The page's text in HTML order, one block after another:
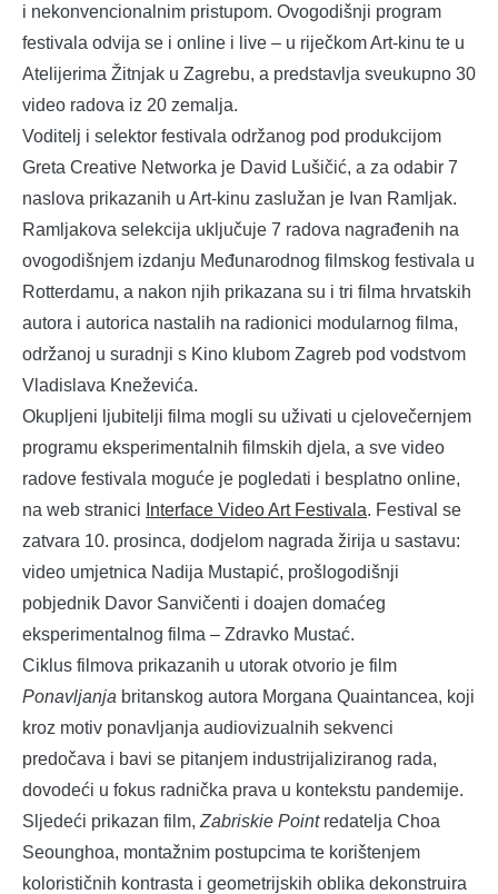
i nekonvencionalnim pristupom. Ovogodišnji program
festivala odvija se i online i live – u riječkom Art-kinu te u
Atelijerima Žitnjak u Zagrebu, a predstavlja sveukupno 30
video radova iz 20 zemalja.
Voditelj i selektor festivala održanog pod produkcijom
Greta Creative Networka je David Lušičić, a za odabir 7
naslova prikazanih u Art-kinu zaslužan je Ivan Ramljak.
Ramljakova selekcija uključuje 7 radova nagrađenih na
ovogodišnjem izdanju Međunarodnog filmskog festivala u
Rotterdamu, a nakon njih prikazana su i tri filma hrvatskih
autora i autorica nastalih na radionici modularnog filma,
održanoj u suradnji s Kino klubom Zagreb pod vodstvom
Vladislava Kneževića.
Okupljeni ljubitelji filma mogli su uživati u cjelovečernjem
programu eksperimentalnih filmskih djela, a sve video
radove festivala moguće je pogledati i besplatno online,
na web stranici Interface Video Art Festivala. Festival se
zatvara 10. prosinca, dodjelom nagrada žirija u sastavu:
video umjetnica Nadija Mustapić, prošlogodišnji
pobjednik Davor Sanvičenti i doajen domaćeg
eksperimentalnog filma – Zdravko Mustać.
Ciklus filmova prikazanih u utorak otvorio je film
Ponavljanja britanskog autora Morgana Quaintancea, koji
kroz motiv ponavljanja audiovizualnih sekvenci
predočava i bavi se pitanjem industrijaliziranog rada,
dovodeći u fokus radnička prava u kontekstu pandemije.
Sljedeći prikazan film, Zabriskie Pointredatelja Choa
Seounghoa, montažnim postupcima te korištenjem
kolorističnih kontrasta i geometrijskih oblika dekonstruira